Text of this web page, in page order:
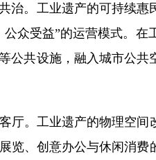
。工业遗产的可持续惠
众受益”的运营模式。
公共设施，融入城市公
。工业遗产的物理空间
览、创意办公与休闲消